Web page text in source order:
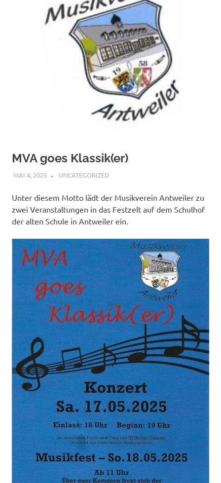
MVA goes Klassik(er)
MAI 4, 2025 BÜRGERVEREIN WACHENDORF
UNCATEGORIZED
Unter diesem Motto lädt der Musikverein Antweiler zu
zwei Veranstaltungen in das Festzelt auf dem Schulhof
der alten Schule in Antweiler ein.